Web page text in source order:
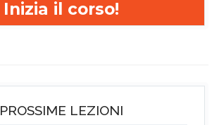
Inizia il corso!
PROSSIME LEZIONI